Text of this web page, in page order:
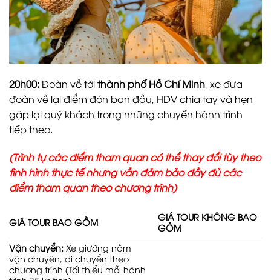
20h00:Đoàn về tớithành phố Hồ Chí Minh, xe đưa
đoàn về lại điểm đón ban đầu, HDV chia tay và hẹn
gặp lại quý khách trong những chuyến hành trình
tiếp theo.
(Trình tự các điểm tham quan có thể thay đổi tùy theo
tình hình thực tế nhưng vẫn đảm bảo đầy đủ các
điểm tham quan theo chương trình)
GIÁ TOUR BAO GỒM
GIÁ TOUR KHÔNG BAO
GỒM
Vận chuyển: Xe giường nằm
vận chuyên, di chuyển theo
chương trình (Tối thiểu mỗi hành